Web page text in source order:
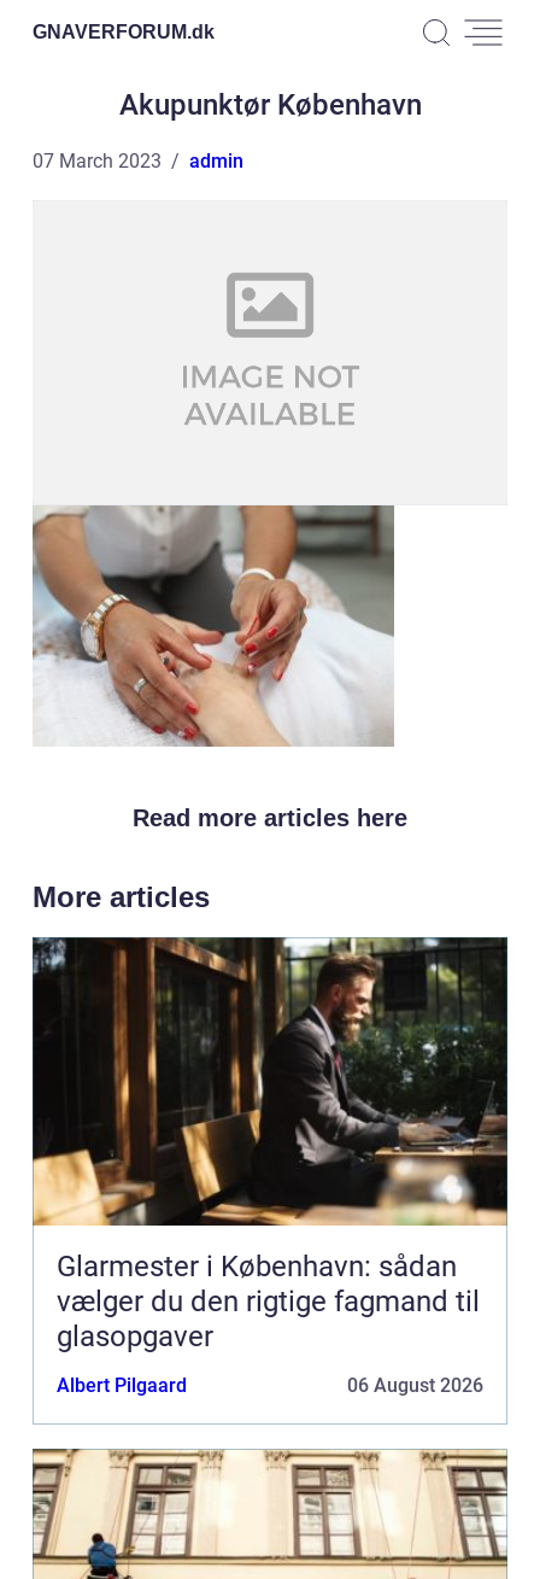
GNAVERFORUM.dk
Akupunktør København
07 March 2023 admin
Read more articles here
More articles
Glarmester i København: sådan
vælger du den rigtige fagmand til
glasopgaver
Albert Pilgaard 06 August 2026